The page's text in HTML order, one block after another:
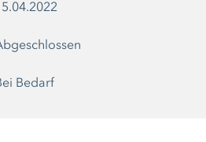
Bedarf